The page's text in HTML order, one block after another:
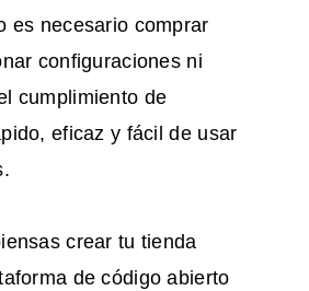
es necesario comprar
configuraciones ni
cumplimiento de
eficaz y fácil de usar
crear tu tienda
de código abierto